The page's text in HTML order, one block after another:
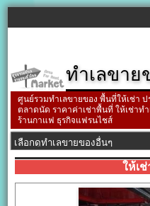
ทำเลขาย
ศูนย์รวมทำเลขายของ พื้นที่ให้เช่า
ตลาดนัด ราคาค่าเช่าพื้นที่ ให้เช่าท
ร้านกาแฟ ธุรกิจแฟรนไชส์
ให้เ